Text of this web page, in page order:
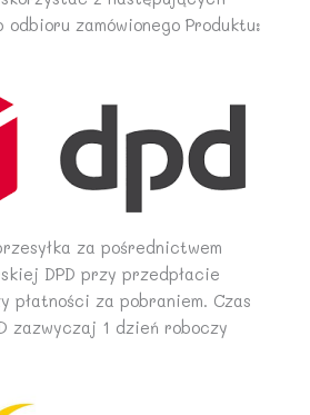
odbioru zamówionego Produktu:
za pośrednictwem
DPD przy przedpłacie
płatności za pobraniem. Czas
zazwyczaj 1 dzień roboczy